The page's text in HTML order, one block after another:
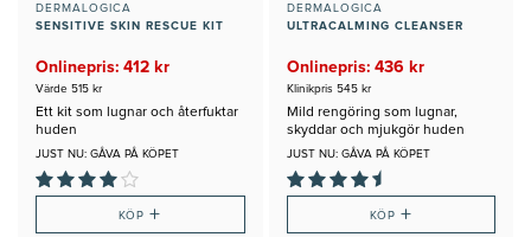
DERMALOGICA
SENSITIVE SKIN RESCUE KIT
Onlinepris: 412 kr
Värde 515 kr
Ett kit som lugnar och återfuktar
huden
JUST NU: GÅVA PÅ KÖPET
KÖP+
DERMALOGICA
ULTRACALMING CLEANSER
Onlinepris: 436 kr
Klinikpris 545 kr
Mild rengöring som lugnar,
skyddar och mjukgör huden
JUST NU: GÅVA PÅ KÖPET
KÖP +